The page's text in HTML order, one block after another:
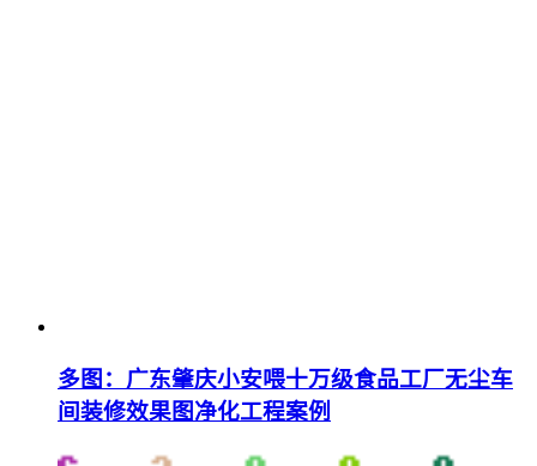
多图：广东肇庆小安喂十万级食品工厂无尘车
间装修效果图净化工程案例